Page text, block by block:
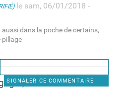
le sam, 06/01/2018 -
dans la poche de certains,
pillage
SIGNALER CE COMMENTAIRE